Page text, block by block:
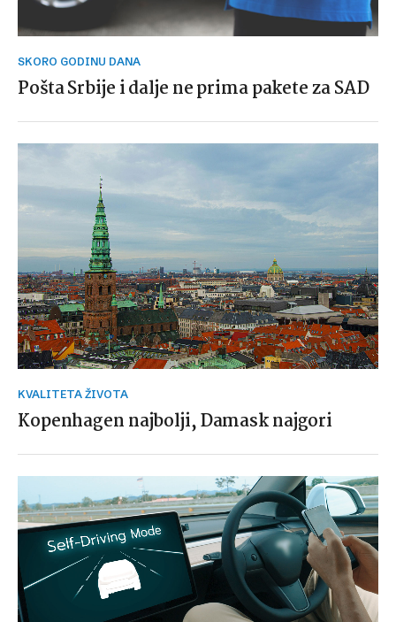
SKORO GODINU DANA
Pošta Srbije i dalje ne prima pakete za SAD
KVALITETA ŽIVOTA
Kopenhagen najbolji, Damask najgori